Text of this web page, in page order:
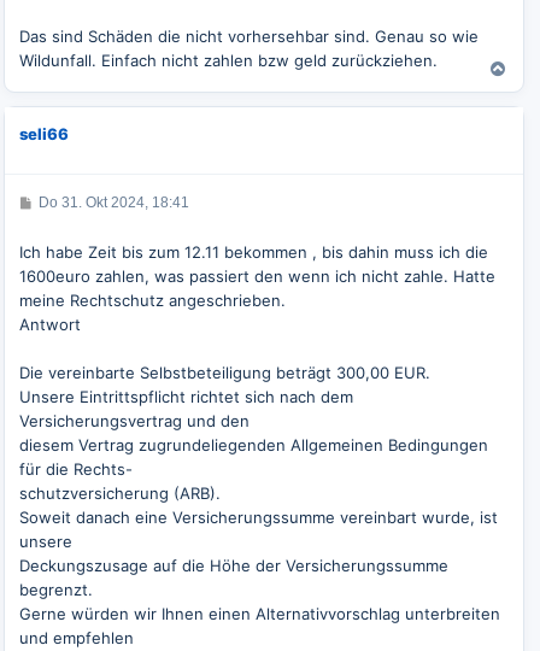
Das sind Schäden die nicht vorhersehbar sind. Genau so wie
Wildunfall. Einfach nicht zahlen bzw geld zurückziehen.
N
a
seli66
B
t
a
g
Do 31. Okt 2024, 18:41
Ich habe Zeit bis zum 12.11 bekommen , bis dahin muss ich die
1600euro zahlen, was passiert den wenn ich nicht zahle. Hatte
meine Rechtschutz angeschrieben.
Antwort
Die vereinbarte Selbstbeteiligung beträgt 300,00 EUR.
Unsere Eintrittspflicht richtet sich nach dem
Versicherungsvertrag und den
diesem Vertrag zugrundeliegenden Allgemeinen Bedingungen
für die Rechts-
schutzversicherung (ARB).
Soweit danach eine Versicherungssumme vereinbart wurde, ist
unsere
Deckungszusage auf die Höhe der Versicherungssumme
begrenzt.
Gerne würden wir Ihnen einen Alternativvorschlag unterbreiten
und empfehlen